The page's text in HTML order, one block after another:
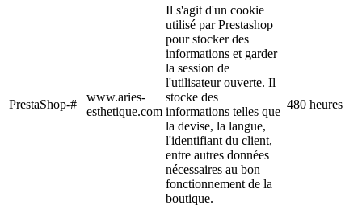
PrestaShop-#
www.aries-
esthetique.com
Il s'agit d'un cookie
utilisé par Prestashop
pour stocker des
informations et garder
la session de
l'utilisateur ouverte. Il
stocke des
informations telles que
la devise, la langue,
l'identifiant du client,
entre autres données
nécessaires au bon
fonctionnement de la
boutique.
480 heures